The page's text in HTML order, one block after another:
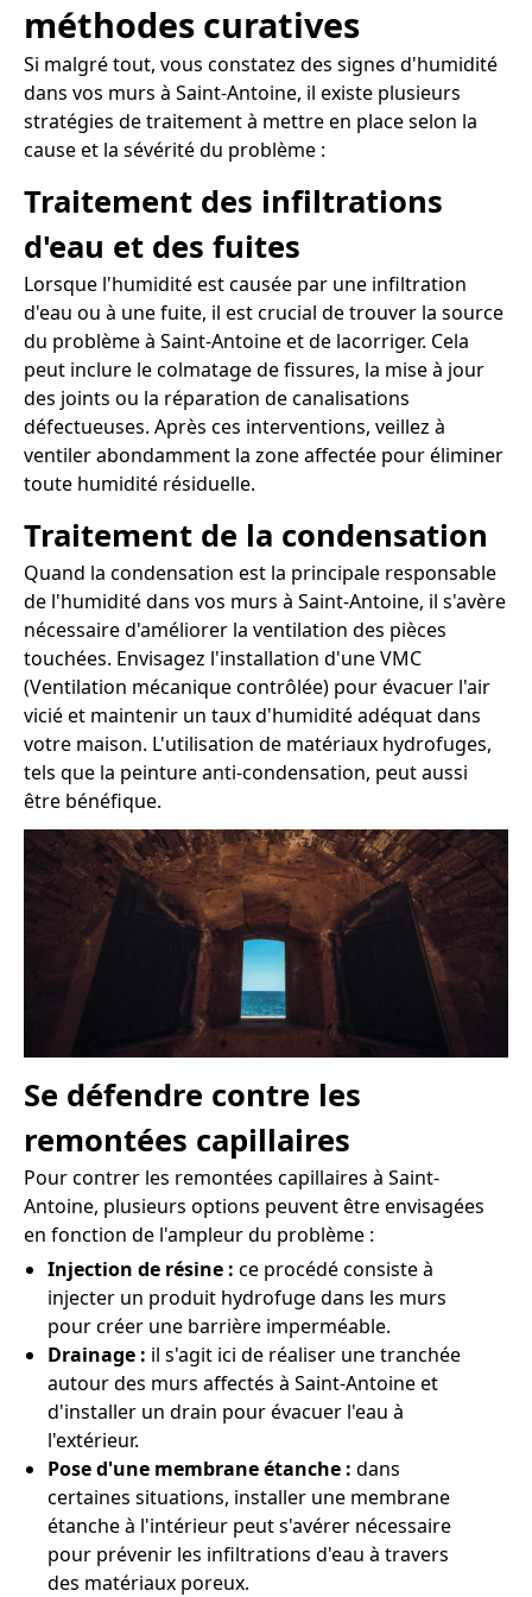
méthodes curatives
Si malgré tout, vous constatez des signes d'humidité
dans vos murs à Saint-Antoine, il existe plusieurs
stratégies de traitement à mettre en place selon la
cause et la sévérité du problème :
Traitement des infiltrations
d'eau et des fuites
Lorsque l'humidité est causée par une infiltration
d'eau ou à une fuite, il est crucial de trouver la source
du problème à Saint-Antoine et de lacorriger. Cela
peut inclure le colmatage de fissures, la mise à jour
des joints ou la réparation de canalisations
défectueuses. Après ces interventions, veillez à
ventiler abondamment la zone affectée pour éliminer
toute humidité résiduelle.
Traitement de la condensation
Quand la condensation est la principale responsable
de l'humidité dans vos murs à Saint-Antoine, il s'avère
nécessaire d'améliorer la ventilation des pièces
touchées. Envisagez l'installation d'une VMC
(Ventilation mécanique contrôlée) pour évacuer l'air
vicié et maintenir un taux d'humidité adéquat dans
votre maison. L'utilisation de matériaux hydrofuges,
tels que la peinture anti-condensation, peut aussi
être bénéfique.
Se défendre contre les
remontées capillaires
Pour contrer les remontées capillaires à Saint-
Antoine, plusieurs options peuvent être envisagées
en fonction de l'ampleur du problème :
Injection de résine : ce procédé consiste à
injecter un produit hydrofuge dans les murs
pour créer une barrière imperméable.
Drainage : il s'agit ici de réaliser une tranchée
autour des murs affectés à Saint-Antoine et
d'installer un drain pour évacuer l'eau à
l'extérieur.
Pose d'une membrane étanche : dans
certaines situations, installer une membrane
étanche à l'intérieur peut s'avérer nécessaire
pour prévenir les infiltrations d'eau à travers
des matériaux poreux.